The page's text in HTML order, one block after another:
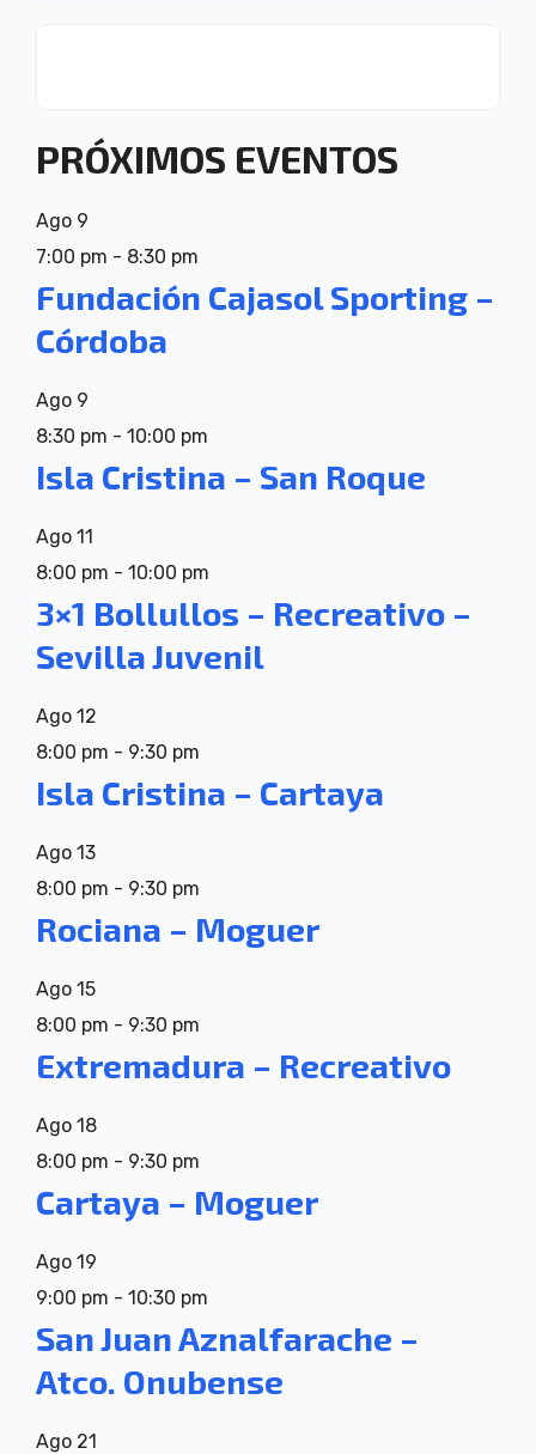
PRÓXIMOS EVENTOS
Ago 9
7:00 pm - 8:30 pm
Fundación Cajasol Sporting –
Córdoba
Ago 9
8:30 pm - 10:00 pm
Isla Cristina – San Roque
Ago 11
8:00 pm - 10:00 pm
3×1 Bollullos – Recreativo –
Sevilla Juvenil
Ago 12
8:00 pm - 9:30 pm
Isla Cristina – Cartaya
Ago 13
8:00 pm - 9:30 pm
Rociana – Moguer
Ago 15
8:00 pm - 9:30 pm
Extremadura – Recreativo
Ago 18
8:00 pm - 9:30 pm
Cartaya – Moguer
Ago 19
9:00 pm - 10:30 pm
San Juan Aznalfarache –
Atco. Onubense
Ago 21